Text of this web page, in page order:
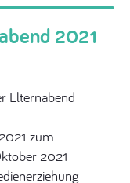
2021
Elternabend
zum
2021